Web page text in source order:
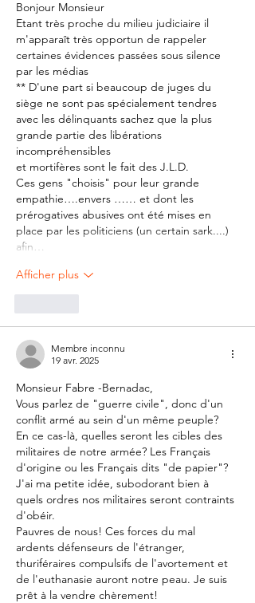
Bonjour Monsieur
Etant très proche du milieu judiciaire il
m'apparaît très opportun de rappeler
certaines évidences passées sous silence
par les médias
** D'une part si beaucoup de juges du
siège ne sont pas spécialement tendres
avec les délinquants sachez que la plus
grande partie des libérations
incompréhensibles
et mortifères sont le fait des J.L.D.
Ces gens "choisis" pour leur grande
empathie….envers …… et dont les
prérogatives abusives ont été mises en
place par les politiciens (un certain sark....)
afin…
Afficher plus
Membre inconnu
19 avr. 2025
Monsieur Fabre -Bernadac,
Vous parlez de "guerre civile", donc d'un
conflit armé au sein d'un même peuple?
En ce cas-là, quelles seront les cibles des
militaires de notre armée? Les Français
d'origine ou les Français dits "de papier"?
J'ai ma petite idée, subodorant bien à
quels ordres nos militaires seront contraints
d'obéir.
Pauvres de nous! Ces forces du mal
ardents défenseurs de l'étranger,
thuriféraires compulsifs de l'avortement et
de l'euthanasie auront notre peau. Je suis
prêt à la vendre chèrement!